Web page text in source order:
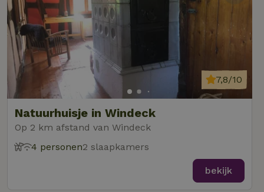
Natuurhuisje in Windeck
Op 2 km afstand van Windeck
7,8/10
4 personen2 slaapkamers
bekijk